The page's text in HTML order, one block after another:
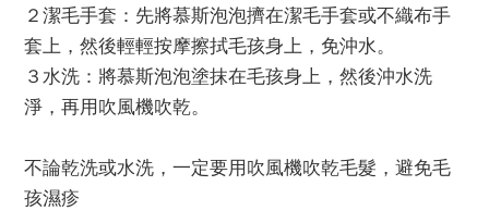
２潔毛手套：先將慕斯泡泡擠在潔毛手套或不織布手
套上，然後輕輕按摩擦拭毛孩身上，免沖水。
３水洗：將慕斯泡泡塗抹在毛孩身上，然後沖水洗
淨，再用吹風機吹乾。
不論乾洗或水洗，一定要用吹風機吹乾毛髮，避免毛
孩濕疹